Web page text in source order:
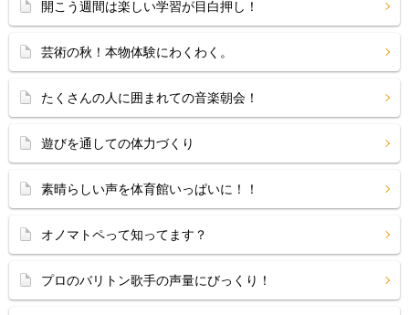
開こう週間は楽しい学習が目白押し！
芸術の秋！本物体験にわくわく。
たくさんの人に囲まれての音楽朝会！
遊びを通しての体力づくり
素晴らしい声を体育館いっぱいに！！
オノマトペって知ってます？
プロのバリトン歌手の声量にびっくり！